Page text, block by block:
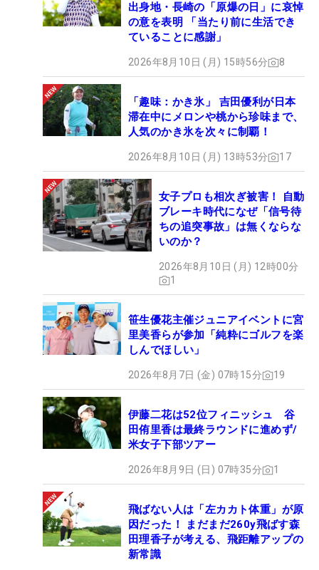
出身地・長崎の「原爆の日」に哀悼
の意を表明 「当たり前に生活でき
ていることに感謝」
2026年8月10日 (月) 15時56分 8
「趣味：かき氷」 吉田優利が日本
滞在中にメロンや桃から珍味まで、
人気のかき氷を次々に制覇！
2026年8月10日 (月) 13時53分 17
女子プロも相次ぎ被害！ 自動
ブレーキ時代になぜ「信号待
ちの追突事故」は無くならな
いのか？
2026年8月10日 (月) 12時00分
1
笹生優花主催ジュニアイベントに宮
里美香らが参加「純粋にゴルフを楽
しんでほしい」
2026年8月7日 (金) 07時15分 19
伊藤二花は52位フィニッシュ 谷
田侑里香は最終ラウンドに進めず/
米女子下部ツアー
2026年8月9日 (日) 07時35分 1
飛ばない人は「左カカト体重」が原
因だった！ まだまだ260y飛ばす森
田理香子が考える、飛距離アップの
新常識